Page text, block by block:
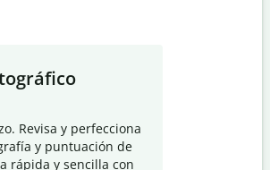
Revisa y perfecciona
y puntuación de
rápida y sencilla con